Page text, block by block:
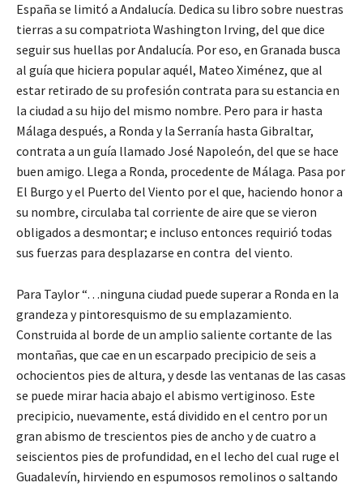
España se limitó a Andalucía. Dedica su libro sobre nuestras
tierras a su compatriota Washington Irving, del que dice
seguir sus huellas por Andalucía. Por eso, en Granada busca
al guía que hiciera popular aquél, Mateo Ximénez, que al
estar retirado de su profesión contrata para su estancia en
la ciudad a su hijo del mismo nombre. Pero para ir hasta
Málaga después, a Ronda y la Serranía hasta Gibraltar,
contrata a un guía llamado José Napoleón, del que se hace
buen amigo. Llega a Ronda, procedente de Málaga. Pasa por
El Burgo y el Puerto del Viento por el que, haciendo honor a
su nombre, circulaba tal corriente de aire que se vieron
obligados a desmontar; e incluso entonces requirió todas
sus fuerzas para desplazarse en contra del viento.
Para Taylor “…ninguna ciudad puede superar a Ronda en la
grandeza y pintoresquismo de su emplazamiento.
Construida al borde de un amplio saliente cortante de las
montañas, que cae en un escarpado precipicio de seis a
ochocientos pies de altura, y desde las ventanas de las casas
se puede mirar hacia abajo el abismo vertiginoso. Este
precipicio, nuevamente, está dividido en el centro por un
gran abismo de trescientos pies de ancho y de cuatro a
seiscientos pies de profundidad, en el lecho del cual ruge el
Guadalevín, hirviendo en espumosos remolinos o saltando